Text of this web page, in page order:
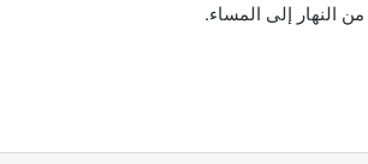
النهار إلى المساء.